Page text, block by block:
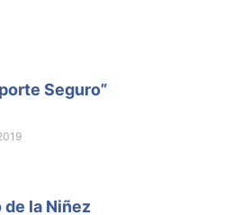
Seguro”
la Niñez